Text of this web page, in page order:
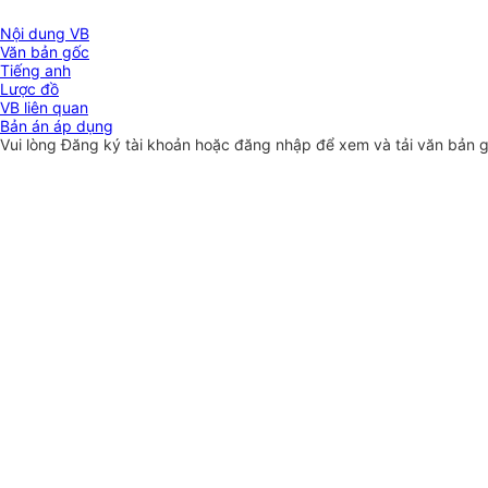
Nội dung VB
Văn bản gốc
Tiếng anh
Lược đồ
VB liên quan
Bản án áp dụng
Vui lòngĐăng ký tài khoản hoặc đăng nhập để xem và tải văn bản